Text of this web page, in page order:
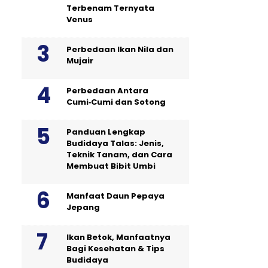
Terbenam Ternyata
Venus
Perbedaan Ikan Nila dan
Mujair
Perbedaan Antara
Cumi‑Cumi dan Sotong
Panduan Lengkap
Budidaya Talas: Jenis,
Teknik Tanam, dan Cara
Membuat Bibit Umbi
Manfaat Daun Pepaya
Jepang
Ikan Betok, Manfaatnya
Bagi Kesehatan & Tips
Budidaya